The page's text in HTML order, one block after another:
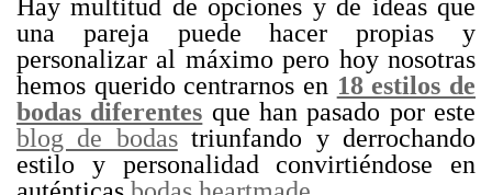
Hay multitud de opciones y de ideas que
una pareja puede hacer propias y
personalizar al máximo pero hoy nosotras
hemos querido centrarnos en 18 estilos de
bodas diferentes que han pasado por este
blog de bodastriunfando y derrochando
estilo y personalidad convirtiéndose en